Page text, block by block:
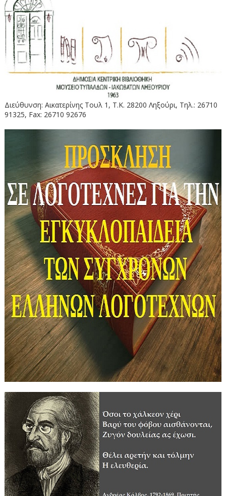
Διεύθυνση: Αικατερίνης Τουλ 1, Τ.Κ. 28200 Ληξούρι, Τηλ.: 26710
91325, Fax: 26710 92676